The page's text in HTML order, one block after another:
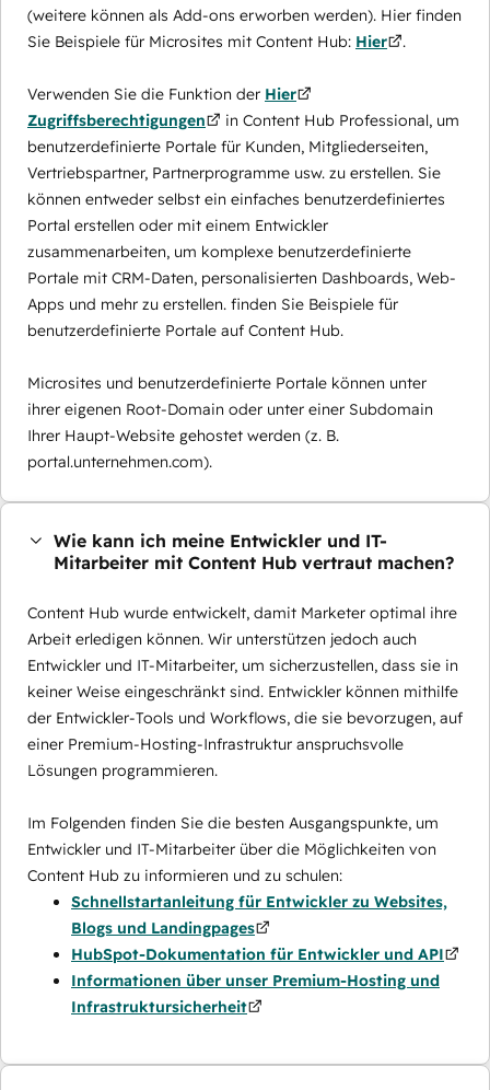
(weitere können als Add-ons erworben werden). Hier finden
Sie Beispiele für Microsites mit Content Hub: Hier .
Verwenden Sie die Funktion der Hier
Zugriffsberechtigungen
in Content Hub Professional, um
benutzerdefinierte Portale für Kunden, Mitgliederseiten,
Vertriebspartner, Partnerprogramme usw. zu erstellen. Sie
können entweder selbst ein einfaches benutzerdefiniertes
Portal erstellen oder mit einem Entwickler
zusammenarbeiten, um komplexe benutzerdefinierte
Portale mit CRM-Daten, personalisierten Dashboards, Web-
Apps und mehr zu erstellen. finden Sie Beispiele für
benutzerdefinierte Portale auf Content Hub.
Microsites und benutzerdefinierte Portale können unter
ihrer eigenen Root-Domain oder unter einer Subdomain
Ihrer Haupt-Website gehostet werden (z. B.
portal.unternehmen.com).
Wie kann ich meine Entwickler und IT-
Mitarbeiter mit Content Hub vertraut machen?
Content Hub wurde entwickelt, damit Marketer optimal ihre
Arbeit erledigen können. Wir unterstützen jedoch auch
Entwickler und IT-Mitarbeiter, um sicherzustellen, dass sie in
keiner Weise eingeschränkt sind. Entwickler können mithilfe
der Entwickler-Tools und Workflows, die sie bevorzugen, auf
einer Premium-Hosting-Infrastruktur anspruchsvolle
Lösungen programmieren.
Im Folgenden finden Sie die besten Ausgangspunkte, um
Entwickler und IT-Mitarbeiter über die Möglichkeiten von
Content Hub zu informieren und zu schulen:
Schnellstartanleitung für Entwickler zu Websites,
Blogs und Landingpages
HubSpot-Dokumentation für Entwickler und API
Informationen über unser Premium-Hosting und
Infrastruktursicherheit